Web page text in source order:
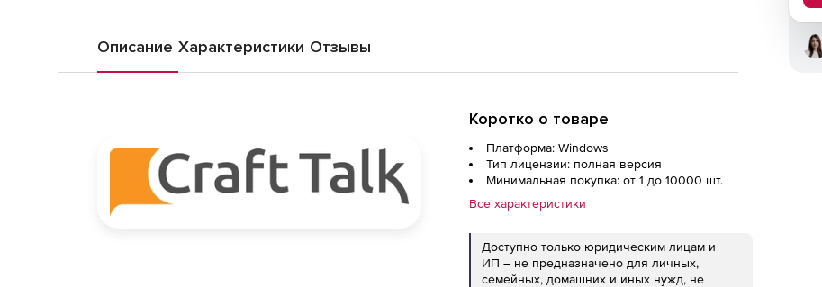
Описание Характеристики Отзывы
Коротко о товаре
Платформа: Windows
Тип лицензии: полная версия
Минимальная покупка: от 1 до 10000 шт.
Все характеристики
Доступно только юридическим лицам и
ИП – не предназначено для личных,
семейных, домашних и иных нужд, не